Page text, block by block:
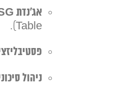
אג'נדת ESG בפעולה:
Table).
ניהול